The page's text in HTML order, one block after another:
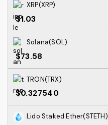
XRP(XRP)
$1.03
Solana(SOL)
$73.58
TRON(TRX)
$0.327540
Lido Staked Ether(STETH)